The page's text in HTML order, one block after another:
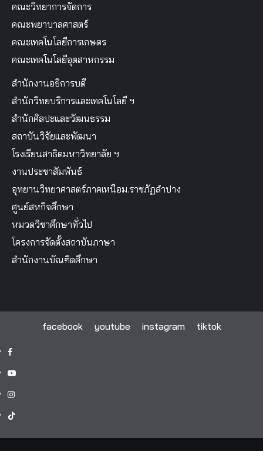
คณะวิทยาการจัดการ
คณะพยาบาลศาสตร์
คณะเทคโนโลยีการเกษตร
คณะเทคโนโลยีอุตสาหกรรม
สำนักงานอธิการบดี
สำนักวิทยบริการและเทคโนโลยี ฯ
สำนักศิลปะและวัฒนธรรม
สถาบันวิจัยและพัฒนา
โรงเรียนสาธิตมหาวิทยาลัย ฯ
งานประชาสัมพันธ์
อุทยานวิทยาศาสตร์ภาคเหนือม.ราชภัฏลำปาง
ศูนย์สหกิจศึกษา
หมวดวิชาศึกษาทั่วไป
โครงการจัดตั้งสถาบันภาษา
สำนักงานบัณฑิตศึกษา
facebook youtube instagram tiktok
facebook
youtube
instagram
tiktok